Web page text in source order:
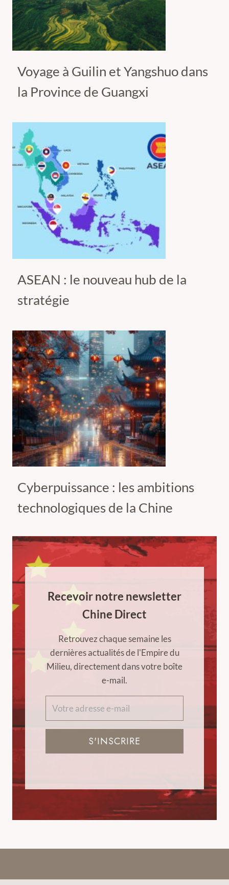
Voyage à Guilin et Yangshuo dans
la Province de Guangxi
ASEAN : le nouveau hub de la
stratégie
Cyberpuissance : les ambitions
technologiques de la Chine
Recevoir notre newsletter
Chine Direct
Retrouvez chaque semaine les
dernières actualités de l'Empire du
Milieu, directement dans votre boîte
e-mail.
S'INSCRIRE